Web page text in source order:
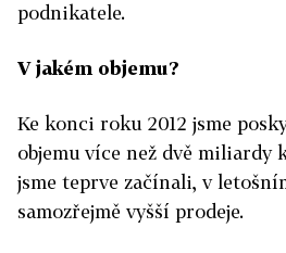
podnikatele.
V jakém objemu?
Ke konci roku 2012 jsme
objemu více než dvě miliardy
jsme teprve začínali, v
samozřejmě vyšší prodeje.